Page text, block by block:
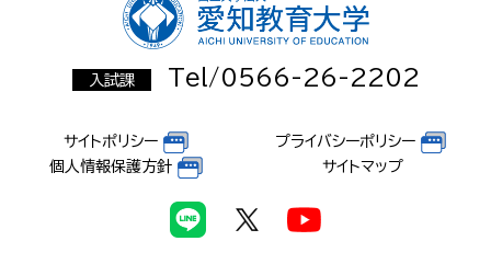
入試課 Tel/0566-26-2202
サイトポリシー
プライバシーポリシー
個人情報保護方針
サイトマップ